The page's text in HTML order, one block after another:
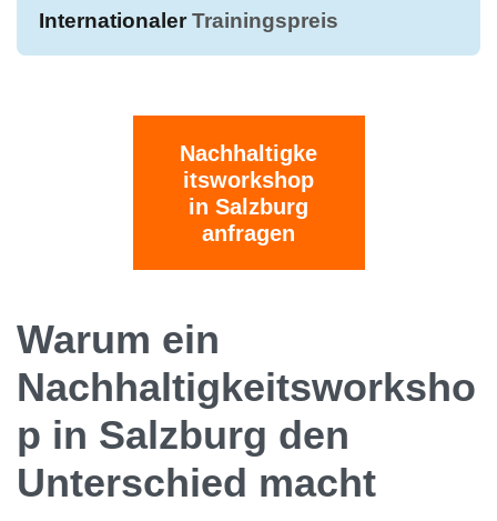
InternationalerTrainingspreis
Nachhaltigke
itsworkshop
in Salzburg
anfragen
Warum ein
Nachhaltigkeitsworksho
p in Salzburg den
Unterschied macht